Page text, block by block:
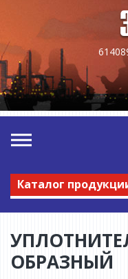
Каталог
ОБРАЗНЫЙ